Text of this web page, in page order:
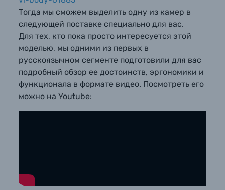
Отправить вопрос
Отправить вопрос
Фотоальбомы
Книги о фотографии, альбомы известных
фотографов
Солнцезащитные очки
Тогда мы сможем выделить одну из камер в
следующей поставке специально для вас.
Для тех, кто пока просто интересуется этой
моделью, мы одними из первых в
русскоязычном сегменте подготовили для вас
подробный обзор ее достоинств, эргономики и
функционала в формате видео. Посмотреть его
можно на Youtube:
Отправить вопрос